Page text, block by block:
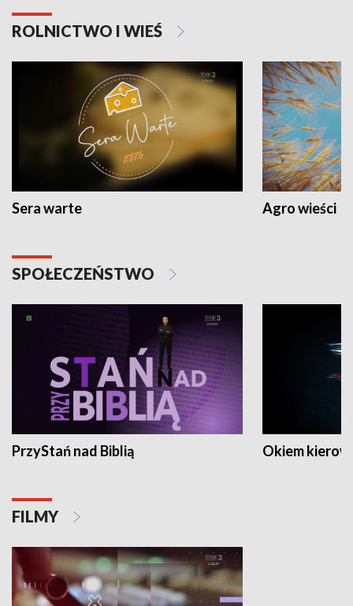
ROLNICTWO I WIEŚ
Sera warte Agro wieści
SPOŁECZEŃSTWO
PrzyStań nad Biblią Okiem
FILMY